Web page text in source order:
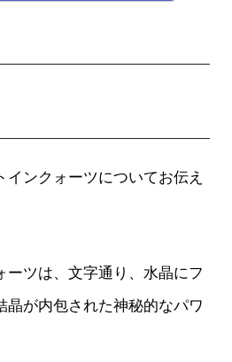
ンクォーツについてお伝え
ーツは、文字通り、水晶にフ
晶が内包された神秘的なパワ